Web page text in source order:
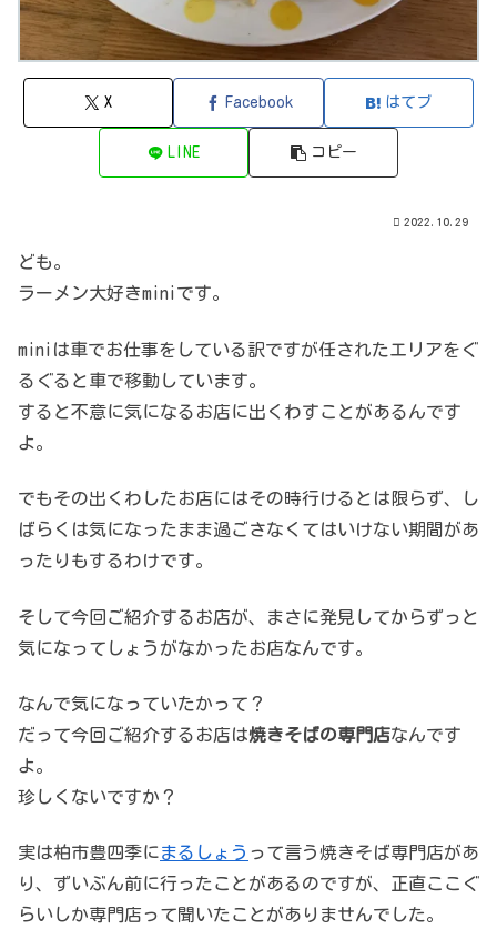
X Facebook はてブ
LINE コピー
2022.10.29
ども。
ラーメン大好きminiです。
miniは車でお仕事をしている訳ですが任されたエリアをぐ
るぐると車で移動しています。
すると不意に気になるお店に出くわすことがあるんです
よ。
でもその出くわしたお店にはその時行けるとは限らず、し
ばらくは気になったまま過ごさなくてはいけない期間があ
ったりもするわけです。
そして今回ご紹介するお店が、まさに発見してからずっと
気になってしょうがなかったお店なんです。
なんで気になっていたかって？
だって今回ご紹介するお店は焼きそばの専門店なんです
よ。
珍しくないですか？
実は柏市豊四季にまるしょう って言う焼きそば専門店があ
り、ずいぶん前に行ったことがあるのですが、正直ここぐ
らいしか専門店って聞いたことがありませんでした。